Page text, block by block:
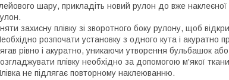
шару, прикладіть новий рулон до вже наклеєної
захисну плівку зі зворотного боку рулону, щоб
розпочати установку з одного кута і акуратно
рівно і акуратно, уникаючи утворення бульбашок
плівку необхідно за допомогою м'якої
не підлягає повторному наклеюванню.